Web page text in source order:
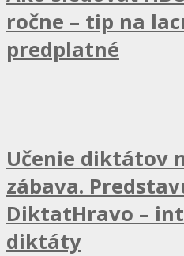
ročne – tip na
predplatné
Učenie diktátov
zábava.
DiktatHravo –
diktáty